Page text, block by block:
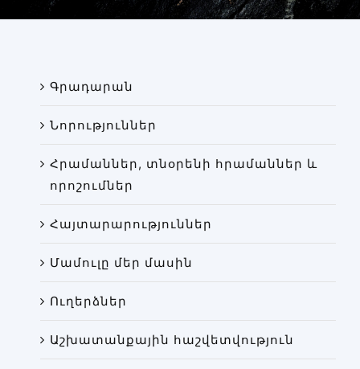
Փորձաքննությունների տեսակները
Կայքի քարտեզ
Գրադարան
Նորություններ
Հրամաններ, տնօրենի հրամաններ և
որոշումներ
Հայտարարություններ
Մամուլը մեր մասին
Ուղերձներ
Աշխատանքային հաշվետվություն